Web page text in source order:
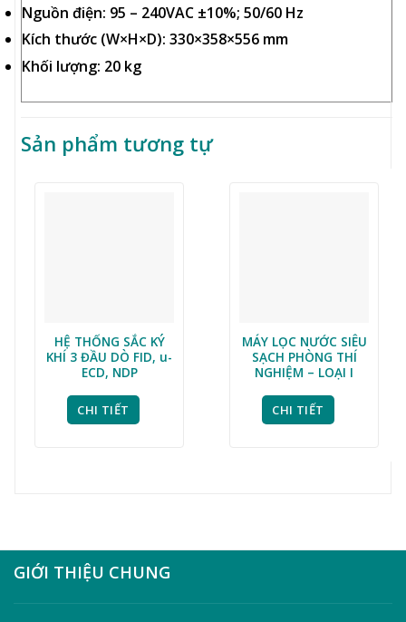
Nguồn điện: 95 – 240VAC ±10%; 50/60 Hz
Kích thước (W×H×D): 330×358×556 mm
Khối lượng: 20 kg
Sản phẩm tương tự
HỆ THỐNG SẮC KÝ
KHÍ 3 ĐẦU DÒ FID, u-
ECD, NDP
CHI TIẾT
MÁY LỌC NƯỚC SIÊU
SẠCH PHÒNG THÍ
NGHIỆM – LOẠI I
CHI TIẾT
GIỚI THIỆU CHUNG